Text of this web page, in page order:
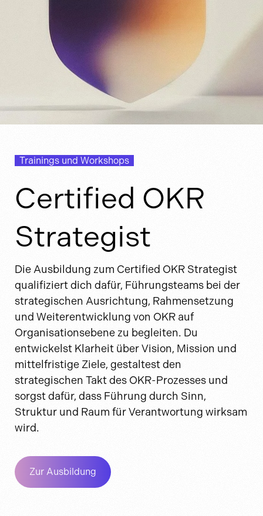
Trainings und Workshops
Certified OKR
Strategist
Die Ausbildung zum Certified OKR Strategist
qualifiziert dich dafür, Führungsteams bei der
strategischen Ausrichtung, Rahmensetzung
und Weiterentwicklung von OKR auf
Organisationsebene zu begleiten. Du
entwickelst Klarheit über Vision, Mission und
mittelfristige Ziele, gestaltest den
strategischen Takt des OKR-Prozesses und
sorgst dafür, dass Führung durch Sinn,
Struktur und Raum für Verantwortung wirksam
wird.
Zur Ausbildung